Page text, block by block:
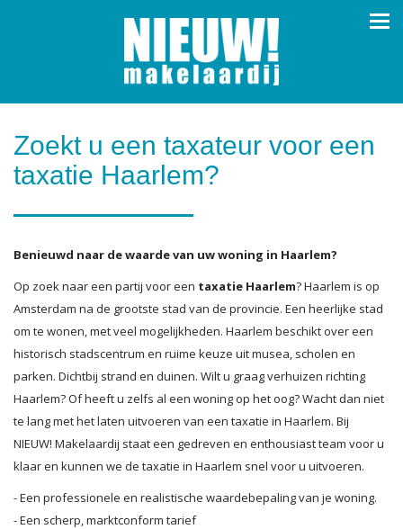
Zoekt u een taxateur voor een
taxatie Haarlem?
Benieuwd naar de waarde van uw woning in Haarlem?
Op zoek naar een partij voor een taxatie Haarlem? Haarlem is op
Amsterdam na de grootste stad van de provincie. Een heerlijke stad
om te wonen, met veel mogelijkheden. Haarlem beschikt over een
historisch stadscentrum en ruime keuze uit musea, scholen en
parken. Dichtbij strand en duinen. Wilt u graag verhuizen richting
Haarlem? Of heeft u zelfs al een woning op het oog? Wacht dan niet
te lang met het laten uitvoeren van een taxatie in Haarlem. Bij
NIEUW! Makelaardij staat een gedreven en enthousiast team voor u
klaar en kunnen we de taxatie in Haarlem snel voor u uitvoeren.
- Een professionele en realistische waardebepaling van je woning.
- Een scherp, marktconform tarief